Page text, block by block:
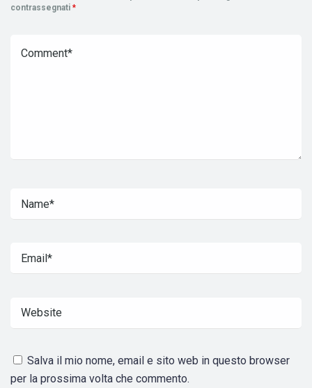
contrassegnati *
Salva il mio nome, email e sito web in questo browser
per la prossima volta che commento.